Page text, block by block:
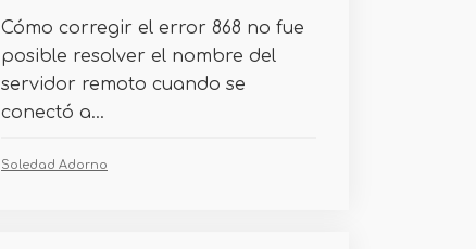
Cómo corregir el error 868 no fue
posible resolver el nombre del
servidor remoto cuando se
conectó a...
Soledad Adorno